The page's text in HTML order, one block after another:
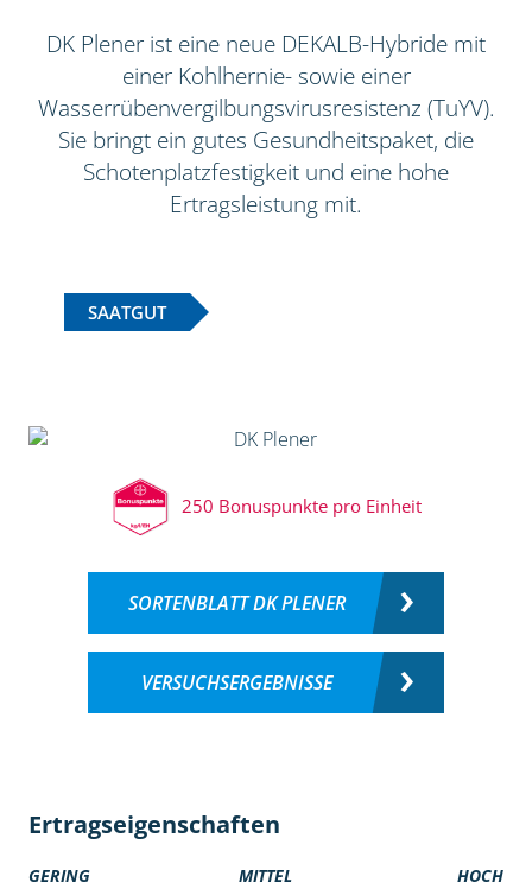
DK Plener ist eine neue DEKALB-Hybride mit
einer Kohlhernie- sowie einer
Wasserrübenvergilbungsvirusresistenz (TuYV).
Sie bringt ein gutes Gesundheitspaket, die
Schotenplatzfestigkeit und eine hohe
Ertragsleistung mit.
SAATGUT
250 Bonuspunkte pro Einheit
SORTENBLATT DK PLENER
VERSUCHSERGEBNISSE
Ertragseigenschaften
GERING MITTEL HOCH